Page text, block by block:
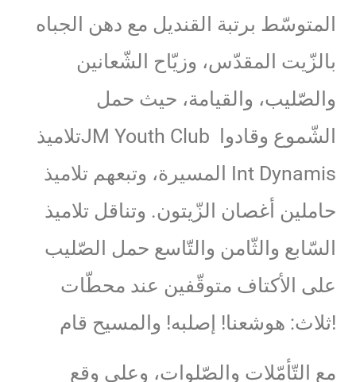
المتوسّط برتبة القنديل مع دهن الجباه
بالزّيت المقدّس، وزيّاح الشّعانين
والصّليب، والقيامة، حيث حمل
تلاميذJM Youth Club الشّموع وقادوا
المسيرة، وتبعهم تلاميذ Int Dynamis
حاملين أغصان الزّيتون. وتناقل تلاميذ
السّابع والثّامن والتّاسع حمل الصّليب
على الأكتاف متوقّفين عند محطّات
ثلاث: هوشعنا! إصلبه! والمسيح قام!
مع التّأمّلات والصّلوات، وعلى وقع